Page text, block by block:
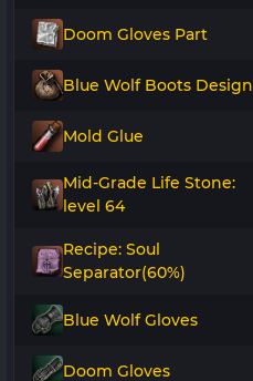
Doom Gloves Part
Blue Wolf Boots Design
Mold Glue
Mid-Grade Life Stone:
level 64
Recipe: Soul
Separator(60%)
Blue Wolf Gloves
Doom Gloves